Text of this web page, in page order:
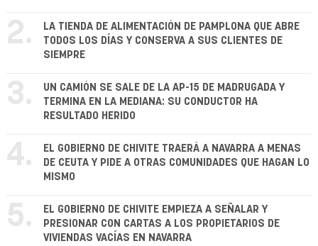
2.
LA TIENDA DE ALIMENTACIÓN DE PAMPLONA QUE ABRE
TODOS LOS DÍAS Y CONSERVA A SUS CLIENTES DE
SIEMPRE
3.
UN CAMIÓN SE SALE DE LA AP-15 DE MADRUGADA Y
TERMINA EN LA MEDIANA: SU CONDUCTOR HA
RESULTADO HERIDO
4.
EL GOBIERNO DE CHIVITE TRAERÁ A NAVARRA A MENAS
DE CEUTA Y PIDE A OTRAS COMUNIDADES QUE HAGAN LO
MISMO
5.
EL GOBIERNO DE CHIVITE EMPIEZA A SEÑALAR Y
PRESIONAR CON CARTAS A LOS PROPIETARIOS DE
VIVIENDAS VACÍAS EN NAVARRA